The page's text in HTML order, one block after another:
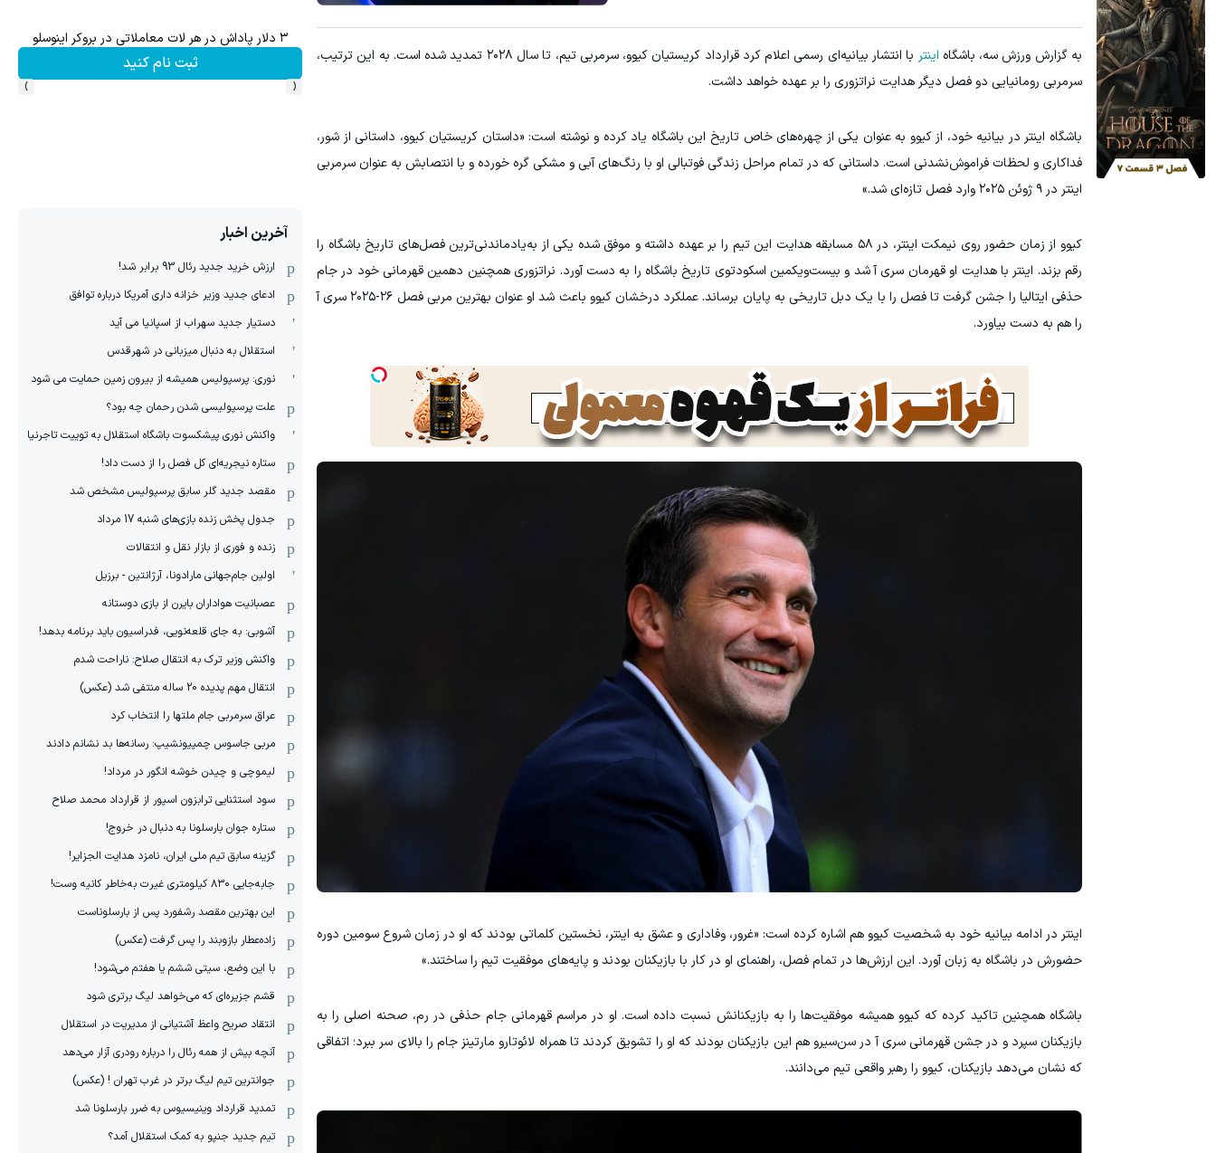
به گزارش ورزش سه، باشگاه اینتر
با انتشار بیانیه‌ای رسمی اعلام کرد قرارداد کریستیان کیوو، سرمربی تیم، تا سال ۲۰۲۸ تمدید شده است. به این ترتیب،
سرمربی رومانیایی دو فصل دیگر هدایت نراتزوری را بر عهده خواهد داشت.
باشگاه اینتر در بیانیه خود، از کیوو به عنوان یکی از چهره‌های خاص تاریخ این باشگاه یاد کرده و نوشته است: «داستان کریستیان کیوو، داستانی از شور،
فداکاری و لحظات فراموش‌نشدنی است. داستانی که در تمام مراحل زندگی فوتبالی او با رنگ‌های آبی و مشکی گره خورده و با انتصابش به عنوان سرمربی
اینتر در ۹ ژوئن ۲۰۲۵ وارد فصل تازه‌ای شد.»
کیوو از زمان حضور روی نیمکت اینتر، در ۵۸ مسابقه هدایت این تیم را بر عهده داشته و موفق شده یکی از به‌یادماندنی‌ترین فصل‌های تاریخ باشگاه را
رقم بزند. اینتر با هدایت او قهرمان سری آ شد و بیست‌ویکمین اسکودتوی تاریخ باشگاه را به دست آورد. نراتزوری همچنین دهمین قهرمانی خود در جام
حذفی ایتالیا را جشن گرفت تا فصل را با یک دبل تاریخی به پایان برساند. عملکرد درخشان کیوو باعث شد او عنوان بهترین مربی فصل ۲۶-۲۰۲۵ سری آ
را هم به دست بیاورد.
اینتر در ادامه بیانیه خود به شخصیت کیوو هم اشاره کرده است: «غرور، وفاداری و عشق به اینتر، نخستین کلماتی بودند که او در زمان شروع سومین دوره
حضورش در باشگاه به زبان آورد. این ارزش‌ها در تمام فصل، راهنمای او در کار با بازیکنان بودند و پایه‌های موفقیت تیم را ساختند.»
باشگاه همچنین تاکید کرده که کیوو همیشه موفقیت‌ها را به بازیکنانش نسبت داده است. او در مراسم قهرمانی جام حذفی در رم، صحنه اصلی را به
بازیکنان سپرد و در جشن قهرمانی سری آ در سن‌سیرو هم این بازیکنان بودند که او را تشویق کردند تا همراه لائوتارو مارتینز جام را بالای سر ببرد؛ اتفاقی
که نشان می‌دهد بازیکنان، کیوو را رهبر واقعی تیم می‌دانند.
۳ دلار پاداش در هر لات معاملاتی در بروکر اینوسلو
ثبت نام کنید مشاهده و خرید
میدونستی میتونی از بالا رفتن ارزش سهام گوگل سود کسب کنی؟
ثبت نام کنید
تا %60 تخفیف محصولات جین وست + خرید در 4 قسط
مشاهده و خرید
‹
›
آخرین اخبار
ارزش خرید جدید رئال 93 برابر شد!
ادعای جدید وزیر خزانه داری آمریکا درباره توافق
دستیار جدید سهراب از اسپانیا می آید
استقلال به دنبال میزبانی در شهرقدس
نوری: پرسپولیس همیشه از بیرون زمین حمایت می شود
علت پرسپولیسی شدن رحمان چه بود؟
واکنش نوری پیشکسوت باشگاه استقلال به توییت تاجرنیا
ستاره نیجریه‌ای کل فصل را از دست داد!
مقصد جدید گلر سابق پرسپولیس مشخص شد
جدول پخش زنده بازی‌های شنبه 17 مرداد
زنده و فوری از بازار نقل و انتقالات
اولین جام‌جهانی مارادونا، آرژانتین - برزیل
عصبانیت هواداران بایرن از بازی دوستانه
آشوبی: به جای قلعه‌نویی، فدراسیون باید برنامه بدهد!
واکنش وزیر ترک به انتقال صلاح: ناراحت شدم
انتقال مهم پدیده 20 ساله منتفی شد (عکس)
عراق سرمربی جام ملتها را انتخاب کرد
مربی جاسوس چمپیونشیپ: رسانه‌ها بد نشانم دادند
لیموچی و چیدن خوشه انگور در مرداد!
سود استثنایی ترابزون اسپور از قرارداد محمد صلاح
ستاره جوان بارسلونا به دنبال در خروج!
گزینه سابق تیم ملی ایران، نامزد هدایت الجزایر!
جابه‌جایی ۸۳۰ کیلومتری غیرت به‌خاطر کانیه وست!
این بهترین مقصد رشفورد پس از بارسلوناست
زاده‌عطار بازوبند را پس گرفت (عکس)
با این وضع، سیتی ششم یا هفتم می‌شود!
قشم جزیره‌ای که می‌خواهد لیگ برتری شود
انتقاد صریح واعظ آشتیانی از مدیریت در استقلال
آنچه بیش از همه رئال را درباره رودری آزار می‌دهد
جوانترین تیم لیگ برتر در غرب تهران ! (عکس)
تمدید قرارداد وینیسیوس به ضرر بارسلونا شد
تیم جدید جنپو به کمک استقلال آمد؟